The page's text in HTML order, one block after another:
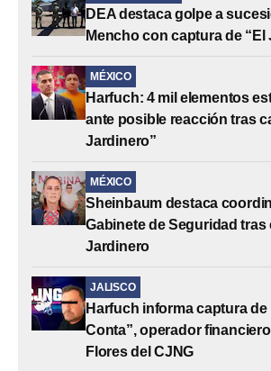
DEA destaca golpe a
Mencho con captura de “El
MÉXICO
Harfuch: 4 mil elementos
ante posible reacción tras
Jardinero”
MÉXICO
Sheinbaum destaca
Gabinete de Seguridad tras
Jardinero
JALISCO
Harfuch informa captura de
Conta”, operador
Flores del CJNG